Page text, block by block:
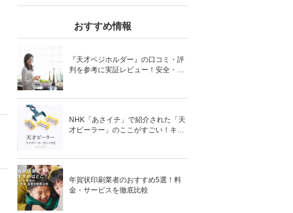
おすすめ情報
『天才ベジホルダー』の口コミ・評
判を参考に実証レビュー！安全・時
NHK「あさイチ」で紹介された「天
才ピーラー」のここがすごい！キャ
年賀状印刷業者のおすすめ5選！料
金・サービスを徹底比較